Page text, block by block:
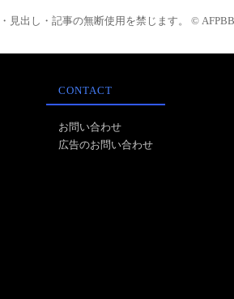
見出し・記事の無断使用を禁じます。 © AFPBB
CONTACT
お問い合わせ
広告のお問い合わせ